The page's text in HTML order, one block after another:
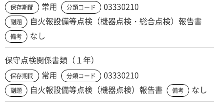
保存期間 常用 分類コード 03330210
副題 自火報設備等点検（機器点検・総合点検）報告書
備考 なし
保守点検関係書類（１年）
保存期間 常用 分類コード 03330210
副題 自火報設備等点検（機器点検）報告書 備考 なし